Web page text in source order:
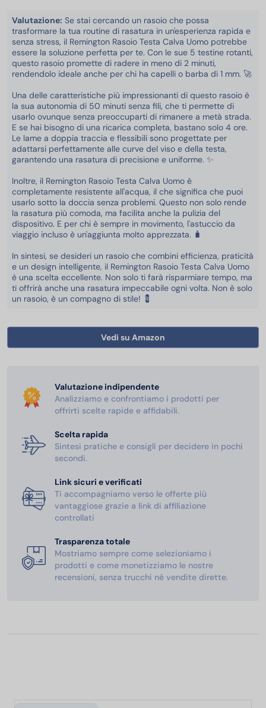
Valutazione: Se stai cercando un rasoio che possa
trasformare la tua routine di rasatura in un'esperienza rapida e
senza stress, il Remington Rasoio Testa Calva Uomo potrebbe
essere la soluzione perfetta per te. Con le sue 5 testine rotanti,
questo rasoio promette di radere in meno di 2 minuti,
rendendolo ideale anche per chi ha capelli o barba di 1 mm. 🚀
Una delle caratteristiche più impressionanti di questo rasoio è
la sua autonomia di 50 minuti senza fili, che ti permette di
usarlo ovunque senza preoccuparti di rimanere a metà strada.
E se hai bisogno di una ricarica completa, bastano solo 4 ore.
Le lame a doppia traccia e flessibili sono progettate per
adattarsi perfettamente alle curve del viso e della testa,
garantendo una rasatura di precisione e uniforme. ✨
Inoltre, il Remington Rasoio Testa Calva Uomo è
completamente resistente all'acqua, il che significa che puoi
usarlo sotto la doccia senza problemi. Questo non solo rende
la rasatura più comoda, ma facilita anche la pulizia del
dispositivo. E per chi è sempre in movimento, l'astuccio da
viaggio incluso è un'aggiunta molto apprezzata. 🧳
In sintesi, se desideri un rasoio che combini efficienza, praticità
e un design intelligente, il Remington Rasoio Testa Calva Uomo
è una scelta eccellente. Non solo ti farà risparmiare tempo, ma
ti offrirà anche una rasatura impeccabile ogni volta. Non è solo
un rasoio, è un compagno di stile! 💈
Vedi su Amazon
Valutazione indipendente
Analizziamo e confrontiamo i prodotti per
offrirti scelte rapide e affidabili.
Scelta rapida
Sintesi pratiche e consigli per decidere in pochi
secondi.
Link sicuri e verificati
Ti accompagniamo verso le offerte più
vantaggiose grazie a link di affiliazione
controllati
Trasparenza totale
Mostriamo sempre come selezioniamo i
prodotti e come monetizziamo le nostre
recensioni, senza trucchi né vendite dirette.